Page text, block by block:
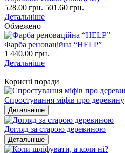
528.00 грн. 501.60 грн.
Детальніше
Обмежено
Фарба реноваційна “HELP”
1 440.00 грн.
Детальніше
Корисні поради
Спростування міфів про деревину
Детальніше
Догляд за старою деревиною
Детальніше